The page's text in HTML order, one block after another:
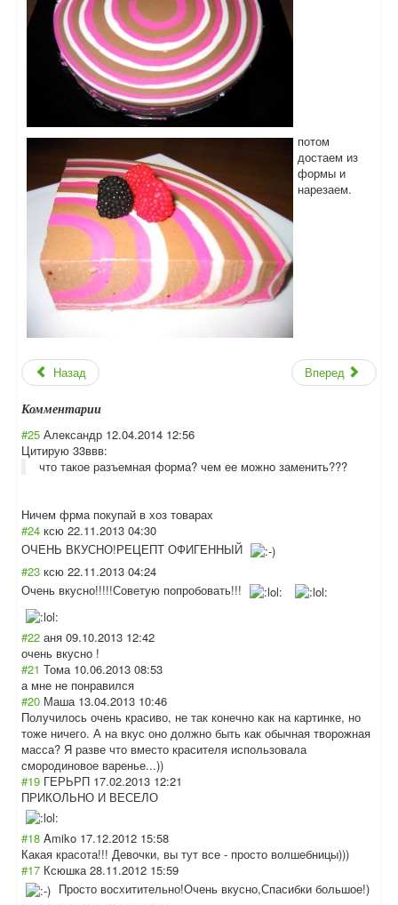
потом
достаем из
формы и
нарезаем.
Назад Вперед
Комментарии
#25 Александр 12.04.2014 12:56
Цитирую 33ввв:
что такое разъемная форма? чем ее можно заменить???
Ничем фрма покупай в хоз товарах
#24 ксю 22.11.2013 04:30
ОЧЕНЬ ВКУСНО!РЕЦЕПТ ОФИГЕННЫЙ
#23 ксю 22.11.2013 04:24
Очень вкусно!!!!!Советую попробовать!!!
#22 аня 09.10.2013 12:42
очень вкусно !
#21 Тома 10.06.2013 08:53
а мне не понравился
#20 Маша 13.04.2013 10:46
Получилось очень красиво, не так конечно как на картинке, но
тоже ничего. А на вкус оно должно быть как обычная творожная
масса? Я разве что вместо красителя использовала
смородиновое варенье...))
#19 ГЕРЬРП 17.02.2013 12:21
ПРИКОЛЬНО И ВЕСЕЛО
#18 Amiko 17.12.2012 15:58
Какая красота!!! Девочки, вы тут все - просто волшебницы)))
#17 Ксюшка 28.11.2012 15:59
Просто восхитительно!Очень вкусно,Спасибки большое!)